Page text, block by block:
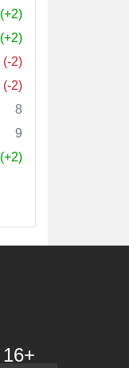
(+2)
(+2)
(-2)
(-2)
8
9
(+2)
16+